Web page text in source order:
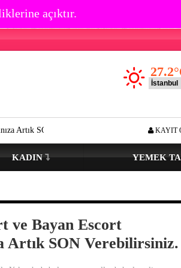
açıktır.
27.2
Verebilirsiniz. Göz çevresi kırışıklık
KAYIT
KADIN YEMEK
ve Bayan Escort
Artık SON Verebilirsiniz.